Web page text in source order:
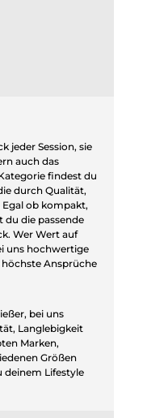
jeder Session, sie
auch das
findest du
durch Qualität,
ob kompakt,
du die passende
Wer Wert auf
uns hochwertige
höchste Ansprüche
bei uns
Langlebigkeit
Marken,
Größen
deinem Lifestyle